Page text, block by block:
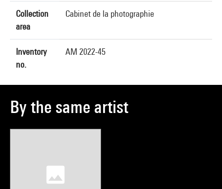
Collection
area
Cabinet de la photographie
Inventory
no.
AM 2022-45
By the same artist